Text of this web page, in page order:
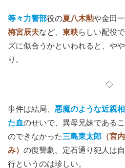
等々力警部役の夏八木勲や金田
梅宮辰夫など、 東映らしい配役
ズに似合うかといわれると、や
り。
◇
事件は結局、 悪魔のような近親
た血のせいで、異母兄妹である
のできなかった三島東太郎 （宮
み） の復讐劇。定石通り犯人は
行というのは珍しい。